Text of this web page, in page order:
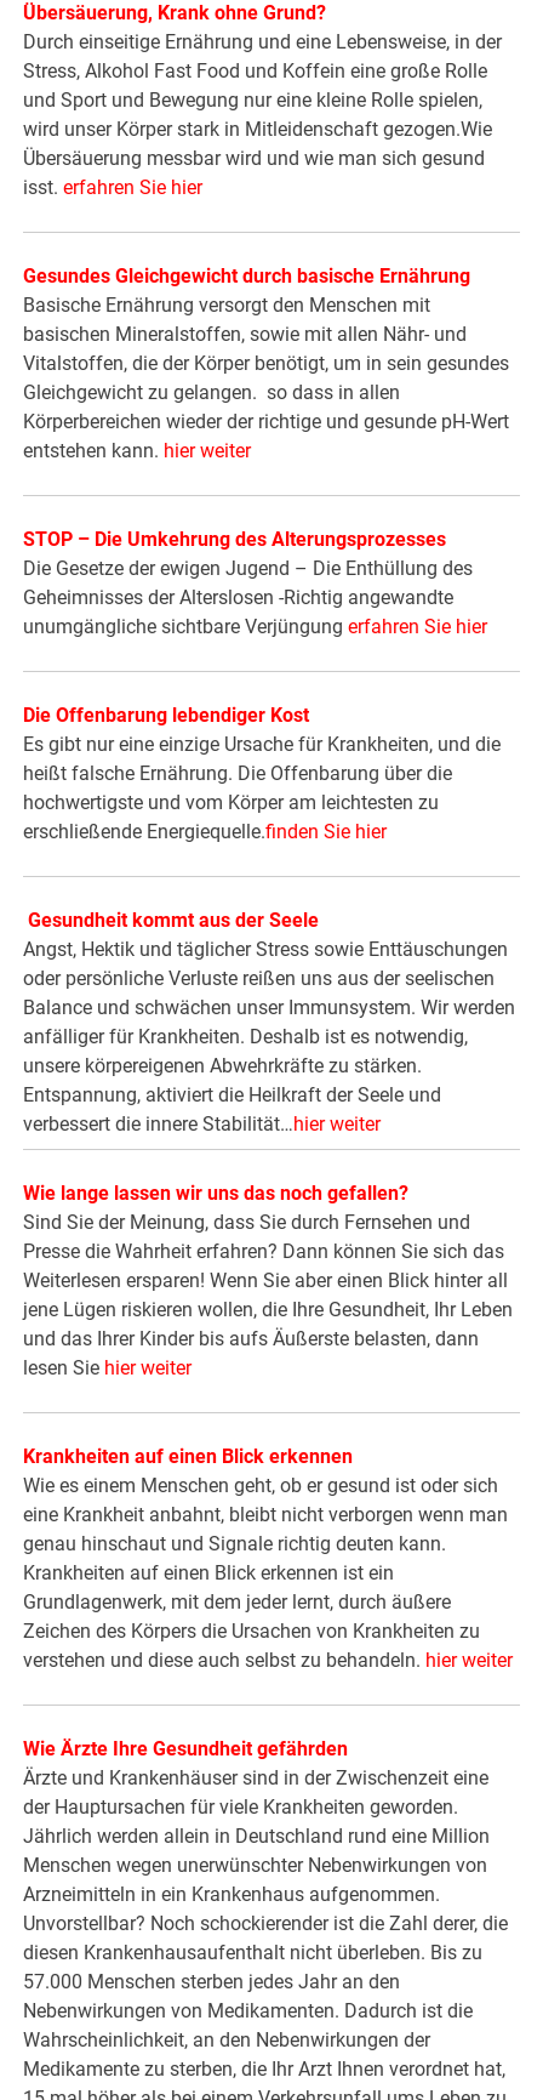
Übersäuerung, Krank ohne Grund?
Durch einseitige Ernährung und eine Lebensweise, in der
Stress, Alkohol Fast Food und Koffein eine große Rolle
und Sport und Bewegung nur eine kleine Rolle spielen,
wird unser Körper stark in Mitleidenschaft gezogen.Wie
Übersäuerung messbar wird und wie man sich gesund
isst. erfahren Sie hier
Gesundes Gleichgewicht durch basische Ernährung
Basische Ernährung versorgt den Menschen mit
basischen Mineralstoffen, sowie mit allen Nähr- und
Vitalstoffen, die der Körper benötigt, um in sein gesundes
Gleichgewicht zu gelangen. so dass in allen
Körperbereichen wieder der richtige und gesunde pH-Wert
entstehen kann. hier weiter
STOP – Die Umkehrung des Alterungsprozesses
Die Gesetze der ewigen Jugend – Die Enthüllung des
Geheimnisses der Alterslosen -Richtig angewandte
unumgängliche sichtbare Verjüngungerfahren Sie hier
Die Offenbarung lebendiger Kost
Es gibt nur eine einzige Ursache für Krankheiten, und die
heißt falsche Ernährung. Die Offenbarung über die
hochwertigste und vom Körper am leichtesten zu
erschließende Energiequelle.finden Sie hier
Gesundheit kommt aus der Seele
Angst, Hektik und täglicher Stress sowie Enttäuschungen
oder persönliche Verluste reißen uns aus der seelischen
Balance und schwächen unser Immunsystem. Wir werden
anfälliger für Krankheiten. Deshalb ist es notwendig,
unsere körpereigenen Abwehrkräfte zu stärken.
Entspannung, aktiviert die Heilkraft der Seele und
verbessert die innere Stabilität…hier weiter
Wie lange lassen wir uns das noch gefallen?
Sind Sie der Meinung, dass Sie durch Fernsehen und
Presse die Wahrheit erfahren? Dann können Sie sich das
Weiterlesen ersparen! Wenn Sie aber einen Blick hinter all
jene Lügen riskieren wollen, die Ihre Gesundheit, Ihr Leben
und das Ihrer Kinder bis aufs Äußerste belasten, dann
lesen Sie hier weiter
Krankheiten auf einen Blick erkennen
Wie es einem Menschen geht, ob er gesund ist oder sich
eine Krankheit anbahnt, bleibt nicht verborgen wenn man
genau hinschaut und Signale richtig deuten kann.
Krankheiten auf einen Blick erkennen ist ein
Grundlagenwerk, mit dem jeder lernt, durch äußere
Zeichen des Körpers die Ursachen von Krankheiten zu
verstehen und diese auch selbst zu behandeln. hier weiter
Wie Ärzte Ihre Gesundheit gefährden
Ärzte und Krankenhäuser sind in der Zwischenzeit eine
der Hauptursachen für viele Krankheiten geworden.
Jährlich werden allein in Deutschland rund eine Million
Menschen wegen unerwünschter Nebenwirkungen von
Arzneimitteln in ein Krankenhaus aufgenommen.
Unvorstellbar? Noch schockierender ist die Zahl derer, die
diesen Krankenhausaufenthalt nicht überleben. Bis zu
57.000 Menschen sterben jedes Jahr an den
Nebenwirkungen von Medikamenten. Dadurch ist die
Wahrscheinlichkeit, an den Nebenwirkungen der
Medikamente zu sterben, die Ihr Arzt Ihnen verordnet hat,